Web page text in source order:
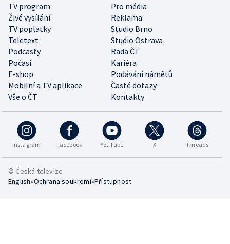
TV program
Pro média
Živé vysílání
Reklama
TV poplatky
Studio Brno
Teletext
Studio Ostrava
Podcasty
Rada ČT
Počasí
Kariéra
E-shop
Podávání námětů
Mobilní a TV aplikace
Časté dotazy
Vše o ČT
Kontakty
Instagram Facebook YouTube X Threads
© Česká televize
English•Ochrana soukromí•Přístupnost